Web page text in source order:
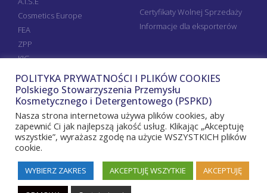
Cosmetics Europe
FEA
ZPP
KIG
Certyfikaty Wolnej Sprzedaży
Informacje dla eksporterów
POLITYKA PRYWATNOŚCI I PLIKÓW COOKIES
Polskiego Stowarzyszenia Przemysłu
Kosmetycznego i Detergentowego (PSPKD)
Nasza strona internetowa używa plików cookies, aby
zapewnić Ci jak najlepszą jakość usług. Klikając „Akceptuję
wszystkie”, wyrażasz zgodę na użycie WSZYSTKICH plików
cookie.
WYBIERZ ZAKRES AKCEPTUJĘ WSZYTKIE AKCEPTUJĘ